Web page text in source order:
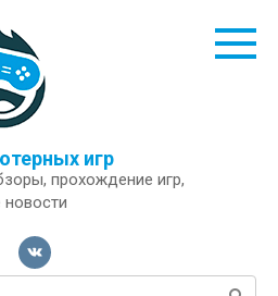
игр
прохождение игр,
новости